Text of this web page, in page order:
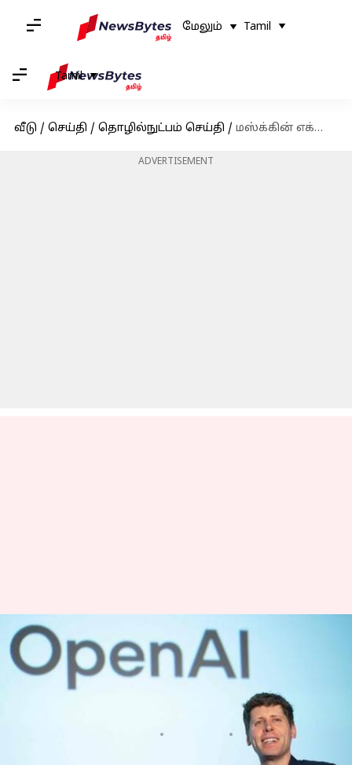
மேலும் Tamil
Tamil
வீடு / செய்தி / தொழில்நுட்பம் செய்தி / மஸ்க்கின் எக்ஸுக்கு போட்டியாக OpenAI உருவாக்கும் புதிய சமூக ஊடக தளம்
ADVERTISEMENT
மஸ்க்கின் எக்ஸுக்கு
போட்டியாக OpenAI
உருவாக்கும் புதிய சமூக
11:47 am